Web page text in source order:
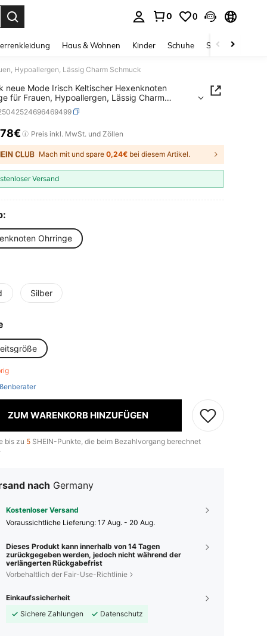
0 0
Haus & Wohnen Kinder Schuhe Schmuck &
Hypoallergen, Lässig Charm Schmuck
neue Mode Irisch Keltischer Hexenknoten
für Frauen, Hypoallergen, Lässig Charm
AND AVAILABILITY
Preis inkl. MwSt. und Zöllen
Mach mit und spare 0,24€ bei diesem Artikel.
Versand
Ohrringe
Silber
ZUM WARENKORB HINZUFÜGEN
bis zu 5 SHEIN-Punkte, die beim Bezahlvorgang berechnet
nach Germany
Kostenloser Versand
Voraussichtliche Lieferung: 17 Aug. - 20 Aug.
Dieses Produkt kann innerhalb von 14 Tagen
zurückgegeben werden, jedoch nicht während der
verlängerten Rückgabefrist
Vorbehaltlich der Fair-Use-Richtlinie
Einkaufssicherheit
Sichere Zahlungen
Datenschutz